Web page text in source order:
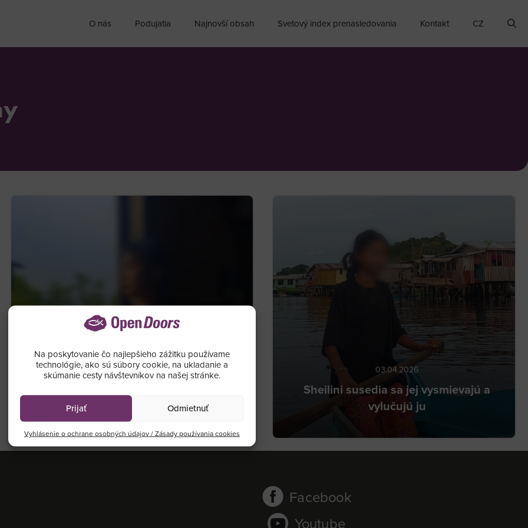
Na poskytovanie čo najlepšieho zážitku používame
technológie, ako sú súbory cookie, na ukladanie a
skúmanie cesty návštevníkov na našej stránke.
Prijať Odmietnuť
Vyhlásenie o ochrane osobných údajov / Zásady používania cookies
O nás Podujatia Najnovší obsah Svetový index prenasledovania Kontakt CZ
03.04.2026 03.04.2026
Sheilini susedia sa jej vysmievajú a
vylučujú ju
Facebook
Youtube